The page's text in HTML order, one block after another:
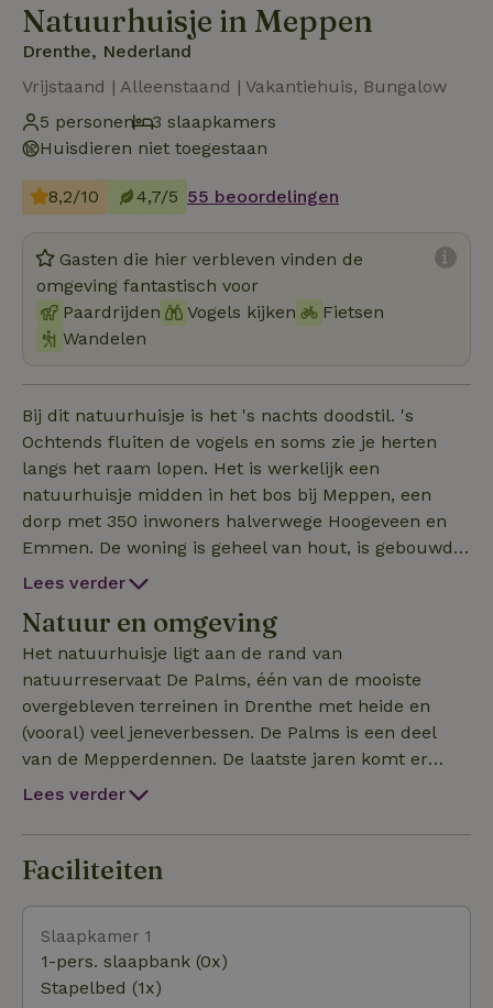
Natuurhuisje in Meppen
Drenthe, Nederland
Vrijstaand | Alleenstaand | Vakantiehuis, Bungalow
5 personen
3 slaapkamers
Huisdieren niet toegestaan
8,2/10 4,7/5 55 beoordelingen
Gasten die hier verbleven vinden de
omgeving fantastisch voor
Paardrijden
Vogels kijken
Fietsen
Wandelen
Bij dit natuurhuisje is het 's nachts doodstil. 's
Ochtends fluiten de vogels en soms zie je herten
langs het raam lopen. Het is werkelijk een
natuurhuisje midden in het bos bij Meppen, een
dorp met 350 inwoners halverwege Hoogeveen en
Emmen. De woning is geheel van hout, is gebouwd
in 1961 en nog ongeveer in de oorspronkelijke staat.
percelen heeft uitgegeven om huisjes op te zetten.
Er zijn geen gezamenlijke voorzieningen, het huisje
heeft een kwart hectare bos voor zichzelf. Je kunt
boeken tot een week van tevoren. In 2024 is er een
compleet nieuw dak op gekomen, en is alle elektra
vernieuwd. Daarbij hebben we de bestaande sfeer
intact gelaten.
Lees verder
Natuur en omgeving
Het natuurhuisje ligt aan de rand van
natuurreservaat De Palms, één van de mooiste
overgebleven terreinen in Drenthe met heide en
(vooral) veel jeneverbessen. De Palms is een deel
van de Mepperdennen. De laatste jaren komt er
steeds meer natuur in de omgeving (en het was al
Aalderstroom en de Westerstroom waren ooit erg
bedorven door de ruilverkaveling en kanalisatie,
staat. Het hele gebied tussen Meppen, Zweeloo,
Oosterhesselen en Gees is één groot natuurgebied
geworden met hier en daar nog een stukje
boerenland of een dorpje ertussen. De dorpjes zijn
Lees verder
Faciliteiten
Slaapkamer 1
1-pers. slaapbank (0x)
Stapelbed (1x)